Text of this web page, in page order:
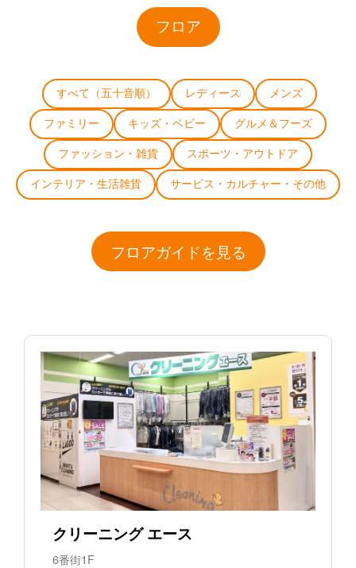
フロア
すべて（五十音順） レディース メンズ
ファミリー キッズ・ベビー グルメ＆フーズ
ファッション・雑貨 スポーツ・アウトドア
インテリア・生活雑貨 サービス・カルチャー・その他
フロアガイドを見る
クリーニング エース
6番街1F